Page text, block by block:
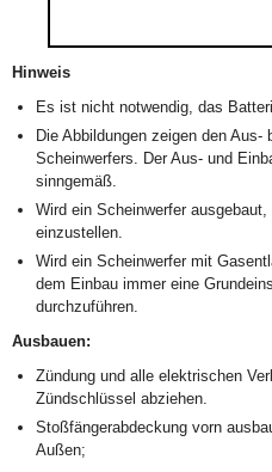
Hinweis
Es ist nicht notwendig, das
Die Abbildungen zeigen den Aus-
Scheinwerfers. Der Aus- und
sinngemäß.
Wird ein Scheinwerfer
einzustellen.
Wird ein Scheinwerfer mit
dem Einbau immer eine
durchzuführen.
Ausbauen:
Zündung und alle elektrischen
Zündschlüssel abziehen.
Stoßfängerabdeckung vorn
Außen;